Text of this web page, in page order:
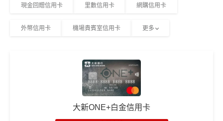
現金回贈信用卡 里數信用卡 網購信用卡
外幣信用卡 機場貴賓室信用卡 更多
大新ONE+白金信用卡